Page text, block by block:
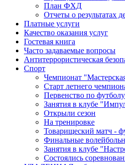
План ФХД
Отчеты о результатах
Платные услуги
Качество оказания услуг
Гостевая книга
Часто задаваемые вопросы
Антитеррористическая
Спорт
Чемпионат
Старт летнего
Первенство по футболу
Занятия в клубе
Открыли сезон
На тренировке
Товарищеский матч -
Финальные
Занятия в клубе
Состоялись